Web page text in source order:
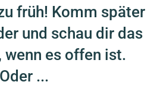
früh! Komm später
und schau dir das
wenn es offen ist.
Oder ...